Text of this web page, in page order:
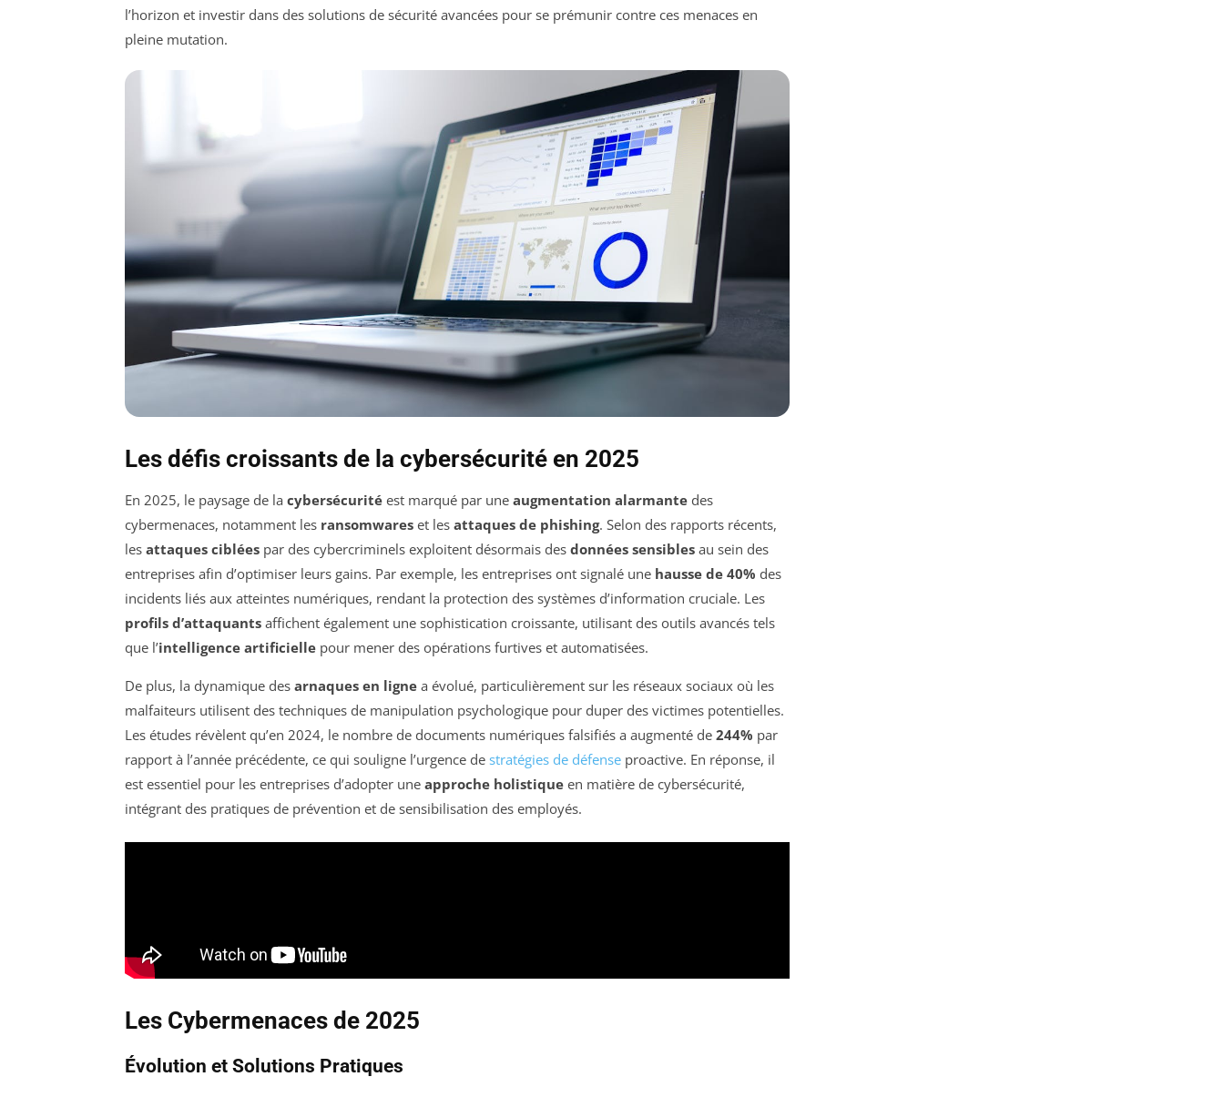
l’horizon et investir dans des solutions de sécurité avancées pour se prémunir contre ces menaces en
pleine mutation.
Les défis croissants de la cybersécurité en 2025
En 2025, le paysage de la cybersécurité est marqué par une augmentation alarmante des
cybermenaces, notamment les ransomwares et les attaques de phishing. Selon des rapports récents,
les attaques ciblées par des cybercriminels exploitent désormais des données sensibles au sein des
entreprises afin d’optimiser leurs gains. Par exemple, les entreprises ont signalé une hausse de 40% des
incidents liés aux atteintes numériques, rendant la protection des systèmes d’information cruciale. Les
profils d’attaquants affichent également une sophistication croissante, utilisant des outils avancés tels
que l’intelligence artificielle pour mener des opérations furtives et automatisées.
De plus, la dynamique des arnaques en ligne a évolué, particulièrement sur les réseaux sociaux où les
malfaiteurs utilisent des techniques de manipulation psychologique pour duper des victimes potentielles.
Les études révèlent qu’en 2024, le nombre de documents numériques falsifiés a augmenté de 244% par
rapport à l’année précédente, ce qui souligne l’urgence de stratégies de défense proactive. En réponse, il
est essentiel pour les entreprises d’adopter une approche holistique en matière de cybersécurité,
intégrant des pratiques de prévention et de sensibilisation des employés.
Les Cybermenaces de 2025
Évolution et Solutions Pratiques